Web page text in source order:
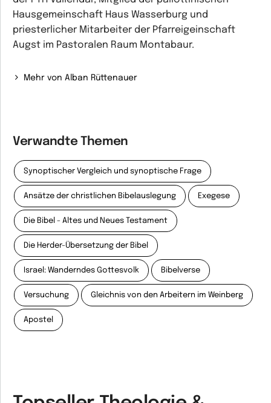
Hausgemeinschaft Haus Wasserburg und
priesterlicher Mitarbeiter der Pfarreigeinschaft
Augst im Pastoralen Raum Montabaur.
Mehr von Alban Rüttenauer
Verwandte Themen
Synoptischer Vergleich und synoptische Frage
Ansätze der christlichen Bibelauslegung Exegese
Die Bibel - Altes und Neues Testament
Die Herder-Übersetzung der Bibel
Israel: Wanderndes Gottesvolk Bibelverse
Versuchung Gleichnis von den Arbeitern im Weinberg
Apostel